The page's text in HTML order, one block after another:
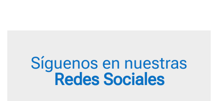
Síguenos en nuestras
Redes Sociales